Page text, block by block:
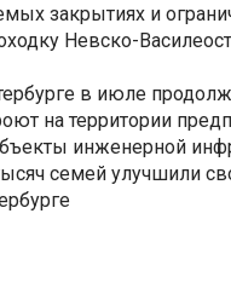
закрытиях и
Невско-
в июле
на территории
инженерной
семей улучшили